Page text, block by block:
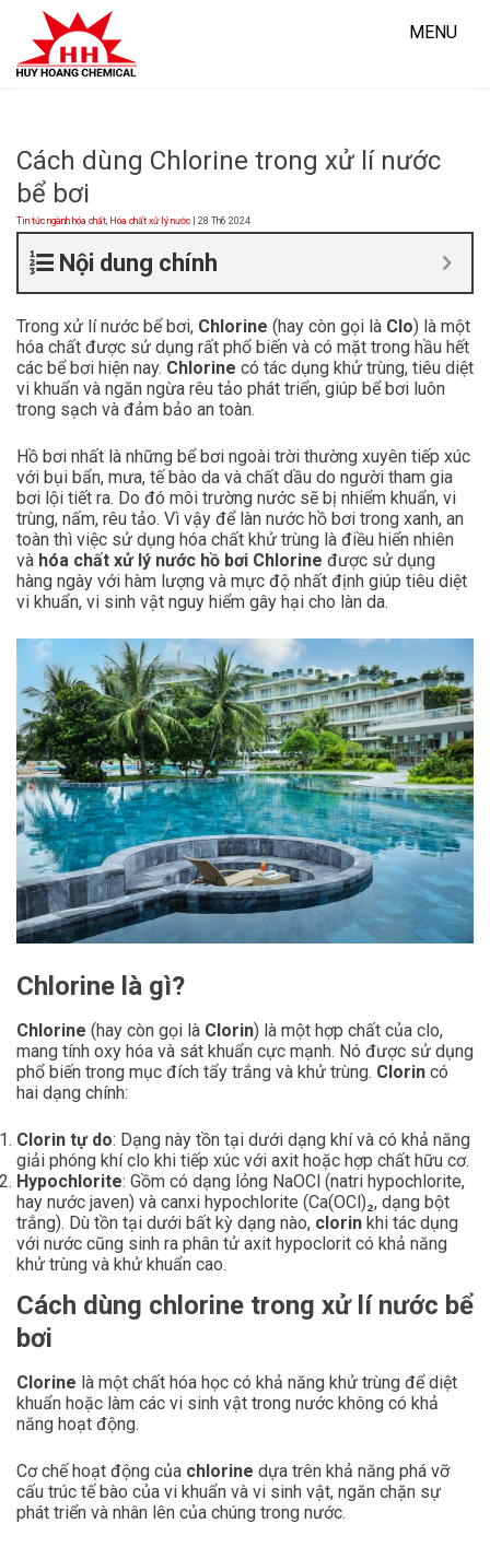
content
MENU
Cách dùng Chlorine trong xử lí nước
bể bơi
Tin tức ngành hóa chất, Hóa chất xử lý nước | 28 Th6 2024
Nội dung chính
Trong xử lí nước bể bơi, Chlorine (hay còn gọi là Clo) là một
hóa chất được sử dụng rất phổ biến và có mặt trong hầu hết
các bể bơi hiện nay. Chlorine có tác dụng khử trùng, tiêu diệt
vi khuẩn và ngăn ngừa rêu tảo phát triển, giúp bể bơi luôn
trong sạch và đảm bảo an toàn.
Hồ bơi nhất là những bể bơi ngoài trời thường xuyên tiếp xúc
với bụi bẩn, mưa, tế bào da và chất dầu do người tham gia
bơi lội tiết ra. Do đó môi trường nước sẽ bị nhiểm khuẩn, vi
trùng, nấm, rêu tảo. Vì vậy để làn nước hồ bơi trong xanh, an
toàn thì việc sử dụng hóa chất khử trùng là điều hiển nhiên
và hóa chất xử lý nước hồ bơi Chlorine được sử dụng
hàng ngày với hàm lượng và mực độ nhất định giúp tiêu diệt
vi khuẩn, vi sinh vật nguy hiểm gây hại cho làn da.
Chlorine là gì?
Chlorine (hay còn gọi là Clorin) là một hợp chất của clo,
mang tính oxy hóa và sát khuẩn cực mạnh. Nó được sử dụng
phổ biến trong mục đích tẩy trắng và khử trùng. Clorin có
hai dạng chính:
Clorin tự do: Dạng này tồn tại dưới dạng khí và có khả năng
giải phóng khí clo khi tiếp xúc với axit hoặc hợp chất hữu cơ.
Hypochlorite: Gồm có dạng lỏng NaOCl (natri hypochlorite,
hay nước javen) và canxi hypochlorite (Ca(OCl)₂, dạng bột
trắng). Dù tồn tại dưới bất kỳ dạng nào, clorin khi tác dụng
với nước cũng sinh ra phân tử axit hypoclorit có khả năng
khử trùng và khử khuẩn cao.
Cách dùng chlorine trong xử lí nước bể
bơi
Clorine là một chất hóa học có khả năng khử trùng để diệt
khuẩn hoặc làm các vi sinh vật trong nước không có khả
năng hoạt động.
Cơ chế hoạt động của chlorine dựa trên khả năng phá vỡ
cấu trúc tế bào của vi khuẩn và vi sinh vật, ngăn chặn sự
phát triển và nhân lên của chúng trong nước.